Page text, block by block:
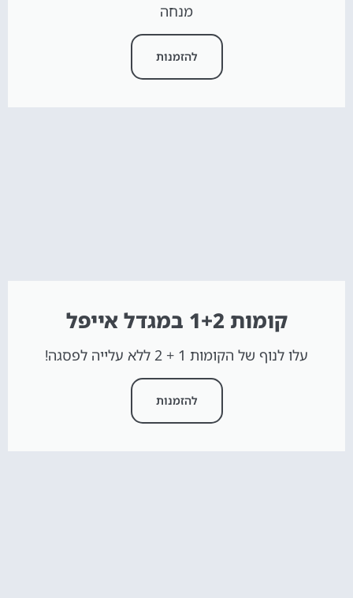
מנחה
להזמנות
קומות 1+2 במגדל אייפל
עלו לנוף של הקומות 1 + 2 ללא עלייה לפסגה!
להזמנות